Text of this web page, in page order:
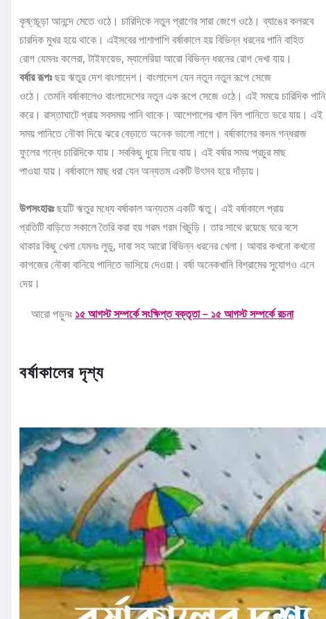
কৃষ্ণচূড়া আনন্দে মেতে ওঠে। চারিদিকে নতুন প্রাণের সারা জেগে ওঠে। ব্যাঙের কলরবে
চারদিক মুখর হয়ে থাকে। এইসবের পাশাপাশি বর্ষাকালে হয় বিভিন্ন ধরনের পানি বাহিত
রোগ যেমনঃ কলেরা, টাইফয়েড, ম্যালেরিয়া আরো বিভিন্ন ধরনের রোগ দেখা যায়।
বর্ষার রূপঃছয় ঋতুর দেশ বাংলাদেশ। বাংলাদেশ যেন নতুন নতুন রূপে সেজে
ওঠে। তেমনি বর্ষাকালেও বাংলাদেশের নতুন এক রূপে সেজে ওঠে। এই সময়ে চারিদিক পানি
করে। রাস্তাঘাটে প্রায় সবসময় পানি থাকে। আশেপাশের খাল বিল পানিতে ভরে যায়। এই
সময় পানিতে নৌকা দিয়ে ঝরে বেড়াতে অনেক ভালো লাগে। বর্ষাকালের কদম গন্ধরাজ
ফুলের গন্ধে চারিদিকে যায়। সবকিছু ধুয়ে নিয়ে যায়। এই বর্ষার সময় প্রচুর মাছ
পাওয়া যায়। বর্ষাকালে মাছ ধরা যেন অন্যতম একটি উৎসব হয়ে দাঁড়ায়।
উপসংহারঃছয়টি ঋতুর মধ্যে বর্ষাকাল অন্যতম একটি ঋতু। এই বর্ষাকালে প্রায়
প্রতিটি বাড়িতে সকালে তৈরি করা হয় গরম গরম খিচুড়ি। তার সাথে রয়েছে ঘরে বসে
থাকার কিছু খেলা যেমনঃ লুডু, দাবা সহ আরো বিভিন্ন ধরনের খেলা। আবার কখনো কখনো
কাগজের নৌকা বানিয়ে পানিতে ভাসিয়ে দেওয়া। বর্ষা অনেকখানি বিশ্রামের সুযোগও এনে
দেয়।
আরো পড়ুনঃ ১৫ আগস্ট সম্পর্কে সংক্ষিপ্ত বক্তৃতা – ১৫ আগস্ট সম্পর্কে রচনা
বর্ষাকালের দৃশ্য